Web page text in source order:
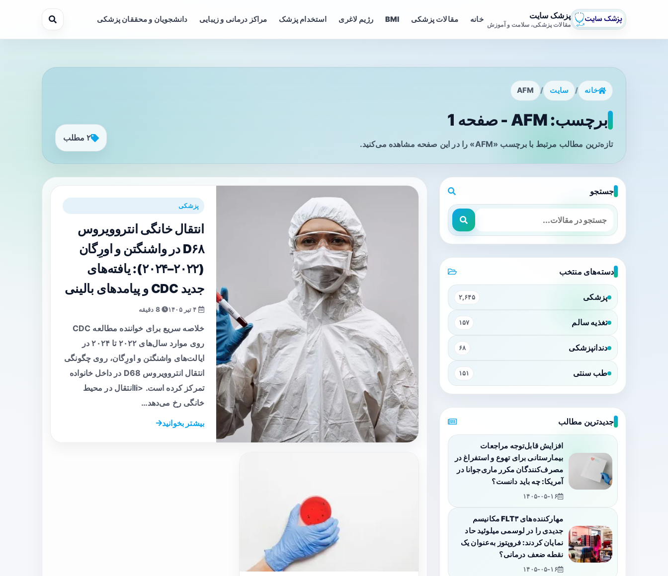
پزشک سایت
مقالات پزشکی، سلامت و آموزش
خانه مقالات پزشکی BMI رژیم لاغری استخدام پزشک مراکز درمانی و زیبایی دانشجویان و محققان پزشکی
خانه / سایت /
AFM
برچسب: AFM - صفحه 1
تازه‌ترین مطالب مرتبط با برچسب «AFM» را در این صفحه مشاهده می‌کنید.
۲ مطلب
پزشکی
انتقال خانگی انتروویروس
D۶۸ در واشنگتن و اورِگان
(۲۰۲۲–۲۰۲۴): یافته‌های
جدید CDC و پیامدهای بالینی
8 دقیقه
خلاصه سریع برای خواننده مطالعه CDC
روی موارد سال‌های ۲۰۲۲ تا ۲۰۲۴ در
ایالت‌های واشنگتن و اورِگان، روی چگونگی
انتقال انتروویروس D68 در داخل خانواده
تمرکز کرده است. <liانتقال در محیط
خانگی رخ می‌دهد…
بیشتر بخوانید
جستجو
دسته‌های منتخب
پزشکی ۲,۶۴۵
تغذیه سالم ۱۵۷
دندانپزشکی ۶۸
طب سنتی ۱۵۱
جدیدترین مطالب
افزایش قابل‌توجه مراجعات
بیمارستانی برای تهوع و استفراغ در
مصرف‌کنندگان مکرر ماری‌جوانا در
آمریکا: چه باید دانست؟
۱۴۰۵-۰۵-۱۶
مهارکننده‌های FLT۳ مکانیسم
جدیدی را در لوسمی میلوئید حاد
نمایان کردند: فروپتوز به‌عنوان یک
نقطه ضعف درمانی؟
۱۴۰۵-۰۵-۱۶